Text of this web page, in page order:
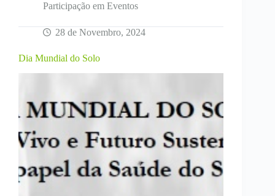
Participação em Eventos
28 de Novembro, 2024
Dia Mundial do Solo